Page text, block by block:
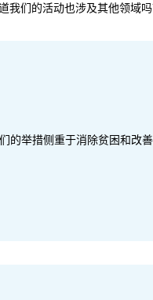
我们的活动也涉及其他领域
举措侧重于消除贫困和改善